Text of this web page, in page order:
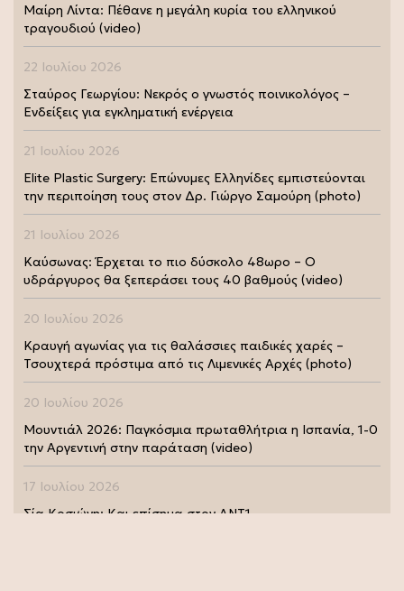
Μαίρη Λίντα: Πέθανε η μεγάλη κυρία του ελληνικού
τραγουδιού (video)
22 Ιουλίου 2026
Σταύρος Γεωργίου: Νεκρός ο γνωστός ποινικολόγος –
Ενδείξεις για εγκληματική ενέργεια
21 Ιουλίου 2026
Elite Plastic Surgery: Επώνυμες Ελληνίδες εμπιστεύονται
την περιποίηση τους στον Δρ. Γιώργο Σαμούρη (photo)
21 Ιουλίου 2026
Καύσωνας: Έρχεται το πιο δύσκολο 48ωρο – Ο
υδράργυρος θα ξεπεράσει τους 40 βαθμούς (video)
20 Ιουλίου 2026
Κραυγή αγωνίας για τις θαλάσσιες παιδικές χαρές –
Τσουχτερά πρόστιμα από τις Λιμενικές Αρχές (photo)
20 Ιουλίου 2026
Μουντιάλ 2026: Παγκόσμια πρωταθλήτρια η Ισπανία, 1-0
την Αργεντινή στην παράταση (video)
17 Ιουλίου 2026
Σία Κοσιώνη: Και επίσημα στον ΑΝΤ1